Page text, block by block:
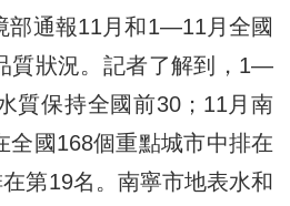
通報11月和1—11月全國
質狀況。記者了解到，1—
質保持全國前30；11月南
全國168個重點城市中排在
第19名。南寧市地表水和